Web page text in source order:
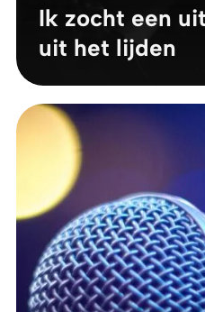
Ik zocht een
uit het lijden